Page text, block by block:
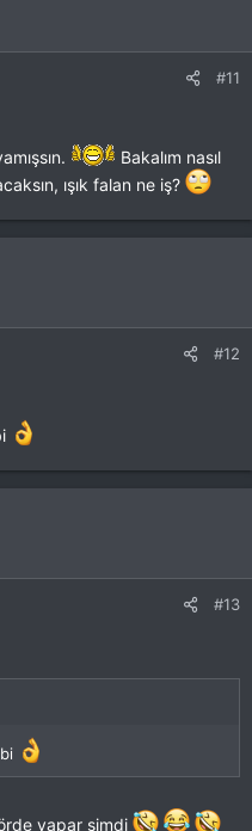
#11
Bakalım nasıl
ışık falan ne iş?
#12
#13
yapar şimdi